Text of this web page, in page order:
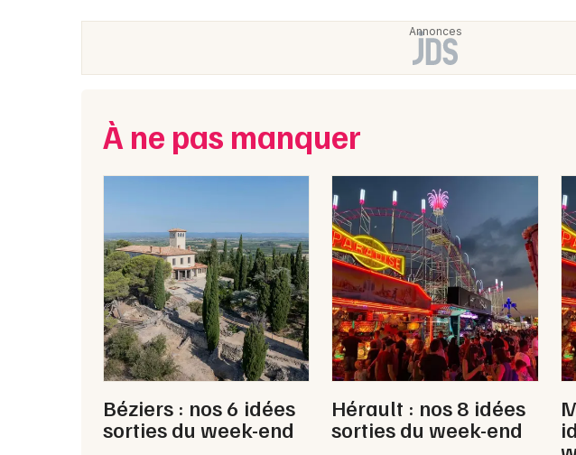
À ne pas manquer
Béziers : nos 6 idées
sorties du week-end
Hérault : nos 8 idées
sorties du week-end